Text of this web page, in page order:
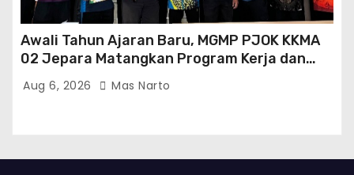
Awali Tahun Ajaran Baru, MGMP PJOK KKMA
02 Jepara Matangkan Program Kerja dan
Asesmen Gasal
Aug 6, 2026 Mas Narto